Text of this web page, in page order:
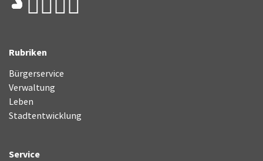
Rubriken
Bürgerservice
Verwaltung
Leben
Stadtentwicklung
Service